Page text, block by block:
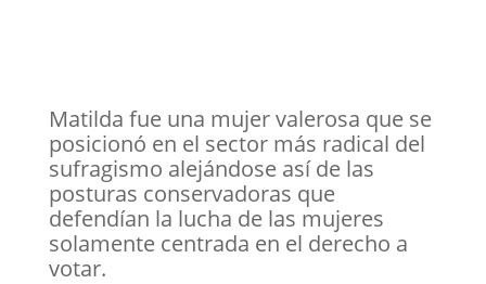
Matilda fue una mujer valerosa que se
posicionó en el sector más radical del
sufragismo alejándose así de las
posturas conservadoras que
defendían la lucha de las mujeres
solamente centrada en el derecho a
votar.